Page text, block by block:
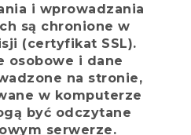
i wprowadzania
są chronione w
(certyfikat SSL).
osobowe i dane
na stronie,
w komputerze
być odczytane
serwerze.